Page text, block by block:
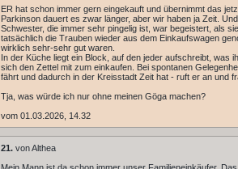
ER hat schon immer gern eingekauft und übernimmt das
Parkinson dauert es zwar länger, aber wir haben ja Zeit.
Schwester, die immer sehr pingelig ist, war begeistert, als
tatsächlich die Trauben wieder aus dem Einkaufswagen
wirklich sehr-sehr gut waren.
In der Küche liegt ein Block, auf den jeder aufschreibt, was
sich den Zettel mit zum einkaufen. Bei spontanen
fährt und dadurch in der Kreisstadt Zeit hat - ruft er an und
Tja, was würde ich nur ohne meinen Göga machen?
vom 01.03.2026, 14.32
21. von Althea